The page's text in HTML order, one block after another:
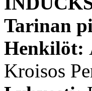
Tarinan
Henkilöt:
Kroisos